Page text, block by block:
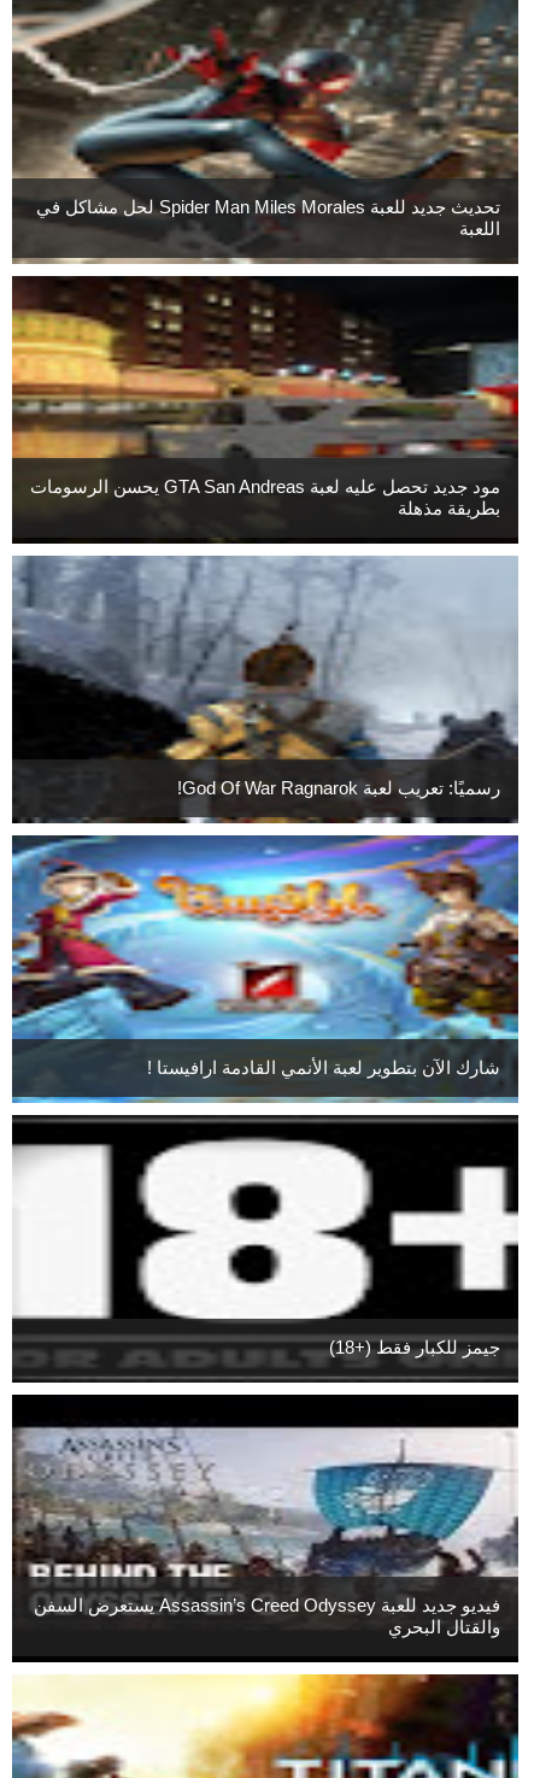
تحديث جديد للعبة Spider Man Miles Morales لحل مشاكل في
اللعبة
مود جديد تحصل عليه لعبة GTA San Andreas يحسن الرسومات
بطريقة مذهلة
رسميًا: تعريب لعبة God Of War Ragnarok!
شارك الآن بتطوير لعبة الأنمي القادمة ارافيستا !
جيمز للكبار فقط (+18)
فيديو جديد للعبة Assassin’s Creed Odyssey يستعرض السفن
والقتال البحري